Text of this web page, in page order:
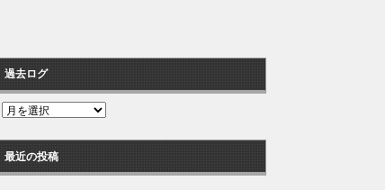
過去ログ
過
ロ
グ
最近の投稿